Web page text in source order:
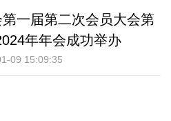
一届第二次会员大会第
年年会成功举办
09 15:09:35